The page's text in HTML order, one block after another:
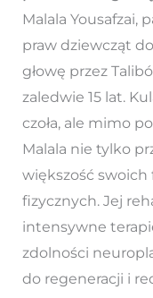
Malala Yousafzai,
praw dziewcząt
głowę przez
zaledwie 15 lat.
czoła, ale mimo
Malala nie tylko
większość
fizycznych. Jej
intensywne
zdolności
do regeneracji i